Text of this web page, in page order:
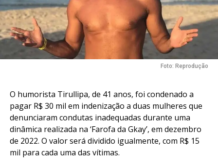
Foto: Reprodução
O humorista Tirullipa, de 41 anos, foi condenado a
pagar R$ 30 mil em indenização a duas mulheres que
denunciaram condutas inadequadas durante uma
dinâmica realizada na ‘Farofa da Gkay’, em dezembro
de 2022. O valor será dividido igualmente, com R$ 15
mil para cada uma das vítimas.